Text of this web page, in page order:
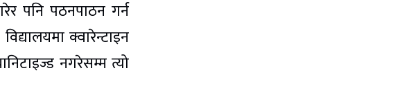
पनि पठनपाठन गर्न
क्वारेन्टाइन
नगरेसम्म त्यो